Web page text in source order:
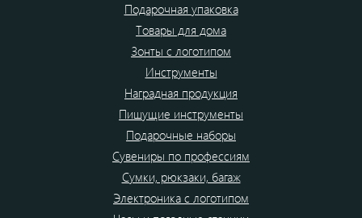
Подарочная упаковка
Товары для дома
Зонты с логотипом
Инструменты
Наградная продукция
Пишущие инструменты
Подарочные наборы
Сувениры по профессиям
Сумки, рюкзаки, багаж
Электроника с логотипом